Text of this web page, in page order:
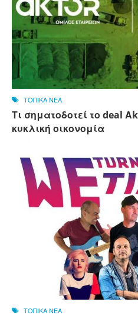
ΤΟΠΙΚΑ ΝΕΑ
Τι σηματοδοτεί το deal
κυκλική οικονομία
ΤΟΠΙΚΑ ΝΕΑ